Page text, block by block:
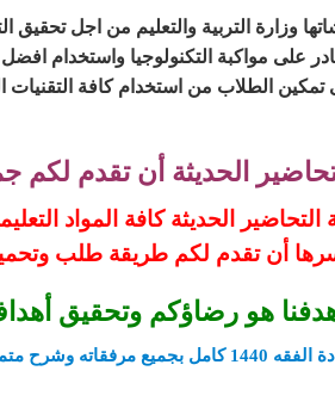
وزارة التربية والتعليم من اجل تحقيق
على مواكبة التكنولوجيا واستخدام
الطلاب من استخدام كافة التقنيات
الحديثة أن تقدم لكم
الحديثة كافة المواد
أن تقدم لكم طريقة طلب
هدفنا هو رضاؤكم وتحقيق
1440 كامل بجميع مرفقاته وشرح